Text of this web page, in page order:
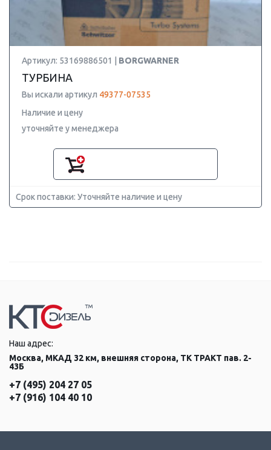
Артикул: 53169886501 | BORGWARNER
ТУРБИНА
Вы искали артикул 49377-07535
Наличие и цену
уточняйте у менеджера
Срок поставки: Уточняйте наличие и цену
Наш адрес:
Москва, МКАД 32 км, внешняя сторона, ТК ТРАКТ пав. 2-
43Б
+7 (495) 204 27 05
+7 (916) 104 40 10